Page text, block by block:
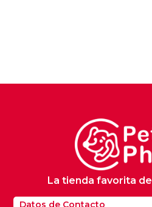
Datos de Contacto
La tienda favorita